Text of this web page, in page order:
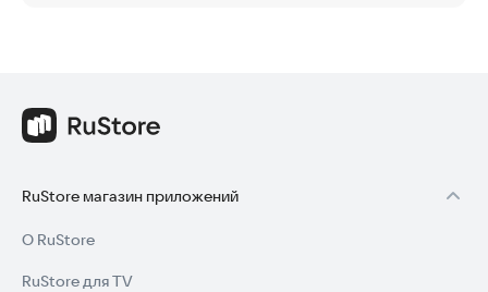
RuStore магазин приложений
О RuStore
RuStore для TV